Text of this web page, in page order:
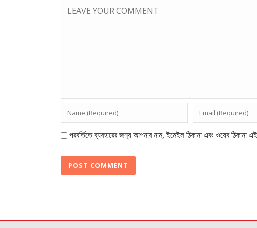
পরবর্তিতে ব্যবহারের জন্য আপনার নাম, ইমেইল ঠিকানা এবং ওয়েব ঠিকানা